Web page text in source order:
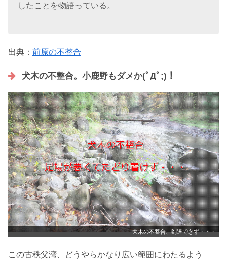
したことを物語っている。
出典： 前原の不整合
犬木の不整合。小鹿野もダメか(ﾟДﾟ;)！
犬木の不整合、到達できず・・・
この古秩父湾、どうやらかなり広い範囲にわたるよう